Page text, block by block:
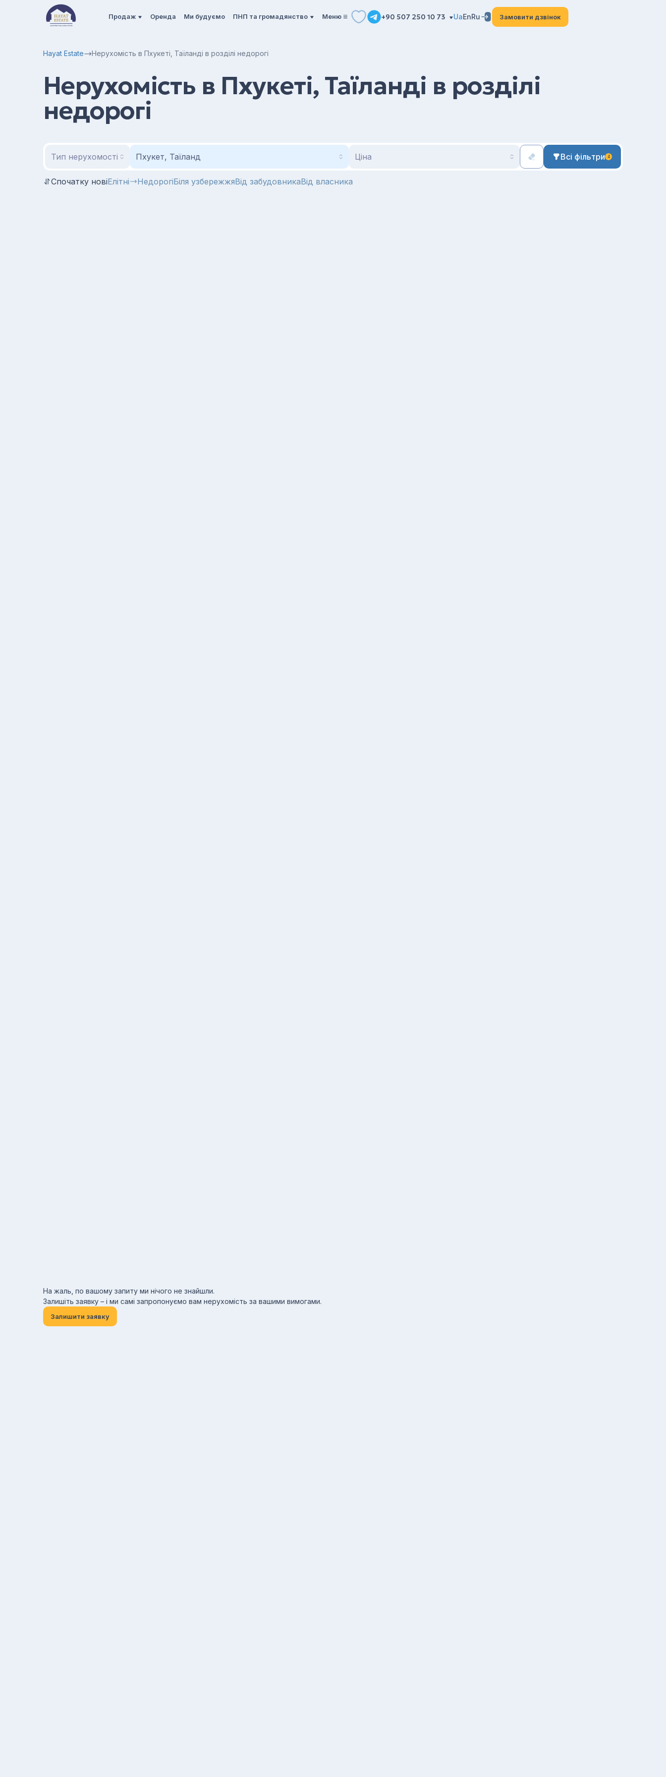
Продаж Оренда Ми будуємо ПНП та громадянство Mеню +90 507 250 10 73 UaEnRu Замовити дзвінок
Hayat Estate Нерухомість в Пхукеті, Таїланді в розділі недорогі
Нерухомість в Пхукеті, Таїланді в розділі
недорогі
Тип нерухомості Пхукет, Таїланд Ціна Всі фільтри 4
Спочатку новіЕлітні НедорогіБіля узбережжяВід забудовникаВід власника
На жаль, по вашому запиту ми нічого не знайшли.
Залишіть заявку – і ми самі запропонуємо вам нерухомість за вашими вимогами.
Залишити заявку